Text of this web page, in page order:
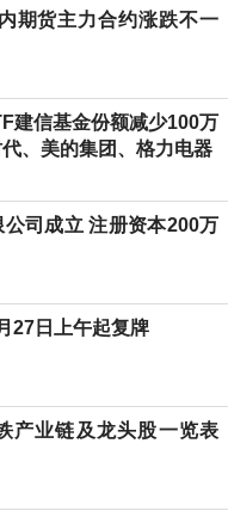
期货主力合约涨跌不一
建信基金份额减少100万
、美的集团、格力电器
司成立 注册资本200万
27日上午起复牌
产业链及龙头股一览表